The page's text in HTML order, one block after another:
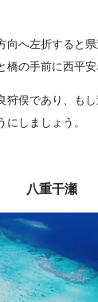
向へ左折すると
の手前に西平安
狩俣であり、も
しましょう。
八重干瀬